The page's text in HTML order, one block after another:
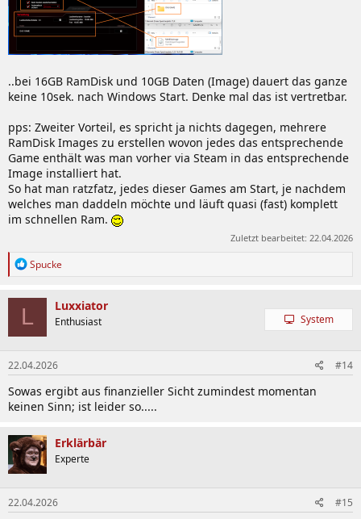
..bei 16GB RamDisk und 10GB Daten (Image) dauert das ganze
keine 10sek. nach Windows Start. Denke mal das ist vertretbar.
pps: Zweiter Vorteil, es spricht ja nichts dagegen, mehrere
RamDisk Images zu erstellen wovon jedes das entsprechende
Game enthält was man vorher via Steam in das entsprechende
Image installiert hat.
So hat man ratzfatz, jedes dieser Games am Start, je nachdem
welches man daddeln möchte und läuft quasi (fast) komplett
im schnellen Ram.
Zuletzt bearbeitet: 22.04.2026
R
k
i
o
n
e
n
:
Spucke
L Luxxiator
Enthusiast System
22.04.2026 #14
Sowas ergibt aus finanzieller Sicht zumindest momentan
keinen Sinn; ist leider so.....
Erklärbär
Experte
22.04.2026 #15